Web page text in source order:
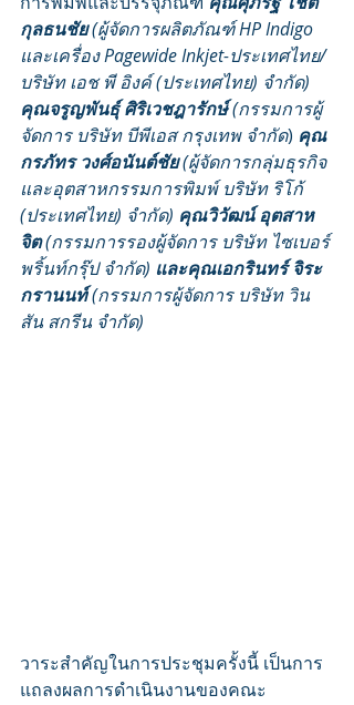
กุลธนชัย (ผู้จัดการผลิตภัณฑ์ HP Indigo
และเครื่อง Pagewide Inkjet-ประเทศไทย/
บริษัท เอช พี อิงค์ (ประเทศไทย) จำกัด)
คุณจรูญพันธุ์ ศิริเวชฎารักษ์ (กรรมการผู้
จัดการ บริษัท บีพีเอส กรุงเทพ จำกัด) คุณ
กรภัทร วงศ์อนันต์ชัย (ผู้จัดการกลุ่มธุรกิจ
และอุตสาหกรรมการพิมพ์ บริษัท ริโก้
(ประเทศไทย) จำกัด) คุณวิวัฒน์ อุตสาห
จิต (กรรมการรองผู้จัดการ บริษัท ไซเบอร์
พริ้นท์กรุ๊ป จำกัด) และคุณเอกรินทร์ จิระ
กรานนท์ (กรรมการผู้จัดการ บริษัท วิน
สัน สกรีน จำกัด)
วาระสำคัญในการประชุมครั้งนี้ เป็นการ
แถลงผลการดำเนินงานของคณะ